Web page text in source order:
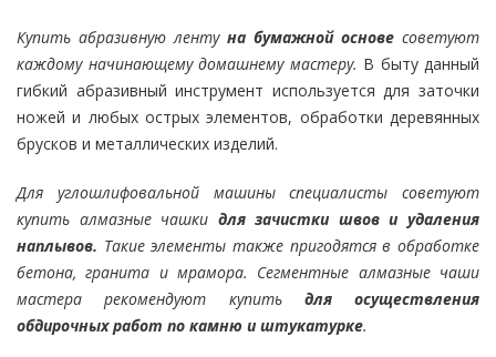
Купить абразивную лентуна бумажной основе советуют
каждому начинающему домашнему мастеру. В быту данный
гибкий абразивный инструмент используется для заточки
ножей и любых острых элементов, обработки деревянных
брусков и металлических изделий.
Для углошлифовальной машины специалисты советуют
купить алмазные чашки для зачистки швов и удаления
наплывов. Такие элементы также пригодятся в обработке
бетона, гранита и мрамора. Сегментные алмазные чаши
мастера рекомендуют купить для осуществления
обдирочных работ по камню и штукатурке.